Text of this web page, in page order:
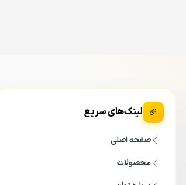
لینک‌های سریع
صفحه اصلی
محصولات